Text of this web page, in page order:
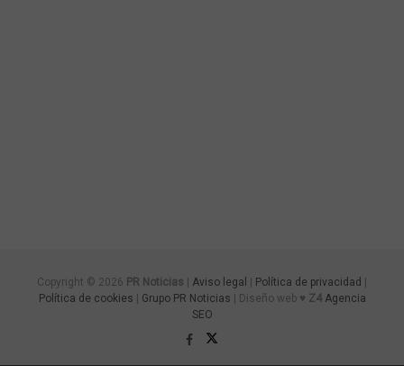
Copyright © 2026 PR Noticias | Aviso legal | Política de privacidad |
Política de cookies | Grupo PR Noticias | Diseño web ♥ Z4 Agencia
SEO